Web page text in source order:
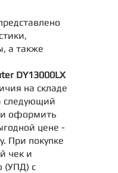
а также
DY13000LX
на складе
следующий
оформить
цене -
При покупке
чек и
(УПД) с